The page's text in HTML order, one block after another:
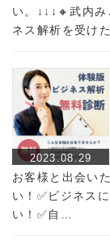
い。↓↓↓🔸武内
ネス解析を受け
2023.08.29
お客様と出会い
い！✅ビジネス
い！✅自…